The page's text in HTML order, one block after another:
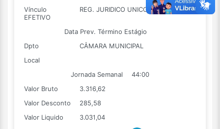
Vínculo
REG. JURIDICO UNICO - EST.
EFETIVO
Data Prev. Término Estágio
Dpto
CÂMARA MUNICIPAL
Local
Jornada Semanal
44:00
Valor Bruto
3.316,62
Valor Desconto
285,58
Valor Liquido
3.031,04